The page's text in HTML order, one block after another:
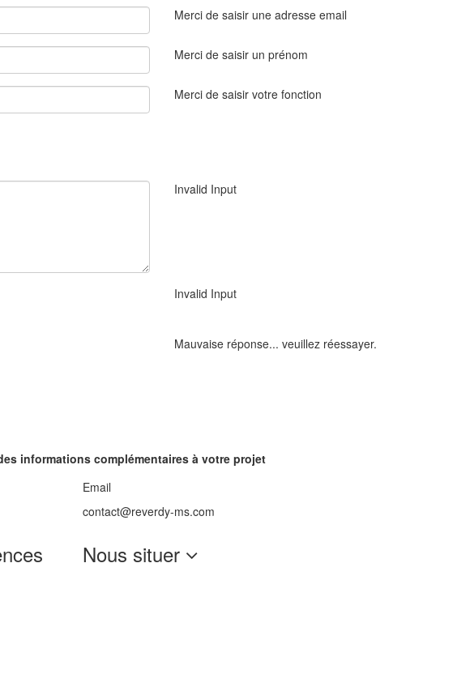
Merci de saisir une adresse email
Merci de saisir un prénom
Merci de saisir votre fonction
Invalid Input
Invalid Input
Mauvaise réponse... veuillez réessayer.
informations complémentaires à votre projet
Email
contact@reverdy-ms.com
Nous situer